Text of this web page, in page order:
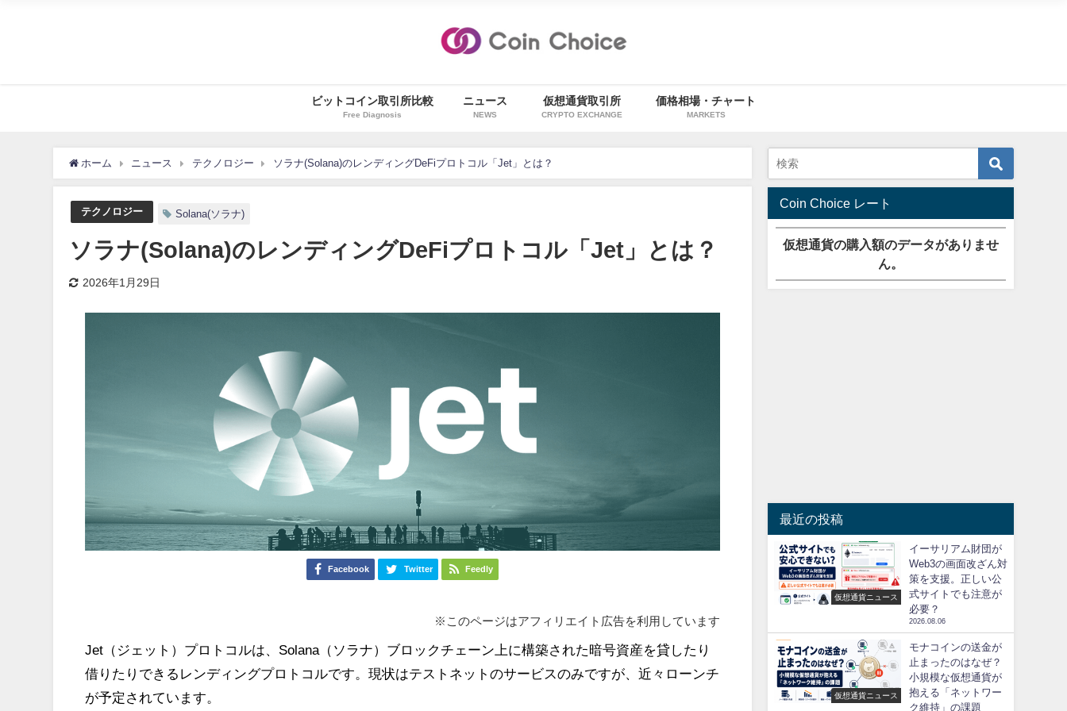
ビットコイン取引所比較
Free Diagnosis
ニュース
NEWS
仮想通貨取引所
CRYPTO EXCHANGE
価格相場・チャート
MARKETS
ホーム ニュース テクノロジー ソラナ(Solana)のレンディングDeFiプロトコル「Jet」とは？
テクノロジー Solana(ソラナ)
ソラナ(Solana)のレンディングDeFiプロトコル「Jet」とは？
2026年1月29日
Facebook Twitter Feedly
※このページはアフィリエイト広告を利用しています
Jet（ジェット）プロトコルは、Solana（ソラナ）ブロックチェーン上に構築された暗号資産を貸したり
借りたりできるレンディングプロトコルです。現状はテストネットのサービスのみですが、近々ローンチ
が予定されています。
Coin Choice レート
仮想通貨の購入額のデータがありませ
ん。
最近の投稿
仮想通貨ニュース
イーサリアム財団が
Web3の画面改ざん対
策を支援。正しい公
式サイトでも注意が
必要？
2026.08.06
仮想通貨ニュース
モナコインの送金が
止まったのはなぜ？
小規模な仮想通貨が
抱える「ネットワー
ク維持」の課題